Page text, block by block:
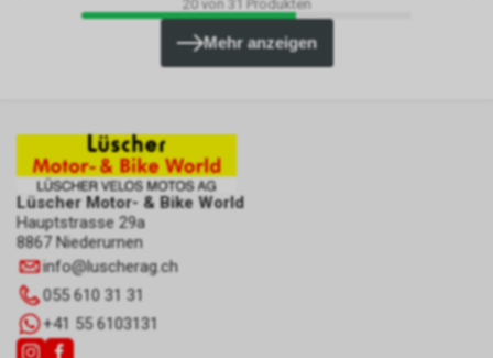
20von 31 Produkten
Mehr anzeigen
Lüscher Motor- & Bike World
Hauptstrasse 29a
8867 Niederurnen
info@luscherag.ch
055 610 31 31
+41 55 6103131